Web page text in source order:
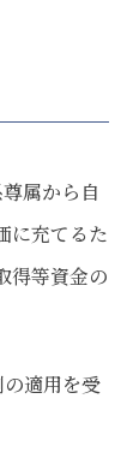
属から自
に充てるた
得等資金の
適用を受